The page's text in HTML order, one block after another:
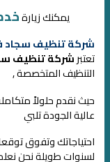
يمكنك زيارة
شركة تنظيف سجاد
تعتبرشركة تنظيف
التنظيف المتخصصة ,
حيث نقدم حلولاً
عالية الجودة تلبي
احتياجاتك وتفوق
لسنوات طويلةنحن